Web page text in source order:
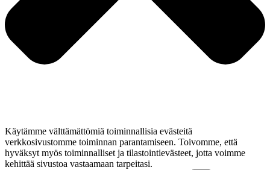
Käytämme välttämättömiä toiminnallisia evästeitä
verkkosivustomme toiminnan parantamiseen. Toivomme, että
hyväksyt myös toiminnalliset ja tilastointievästeet, jotta voimme
kehittää sivustoa vastaamaan tarpeitasi.